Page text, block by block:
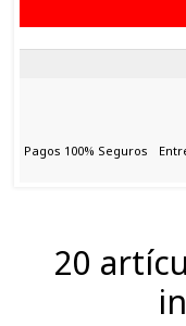
Pagos 100% Seguros
20